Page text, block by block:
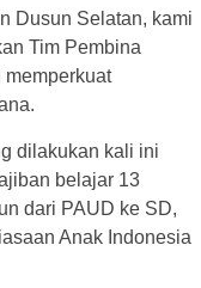
Dusun Selatan, kami
Tim Pembina
memperkuat
dilakukan kali ini
belajar 13
dari PAUD ke SD,
Anak Indonesia